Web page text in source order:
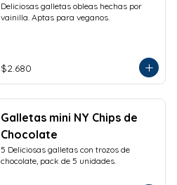
Deliciosas galletas obleas hechas por
vainilla. Aptas para veganos.
$2.680
Galletas mini NY Chips de
Chocolate
5 Deliciosas galletas con trozos de
chocolate, pack de 5 unidades.